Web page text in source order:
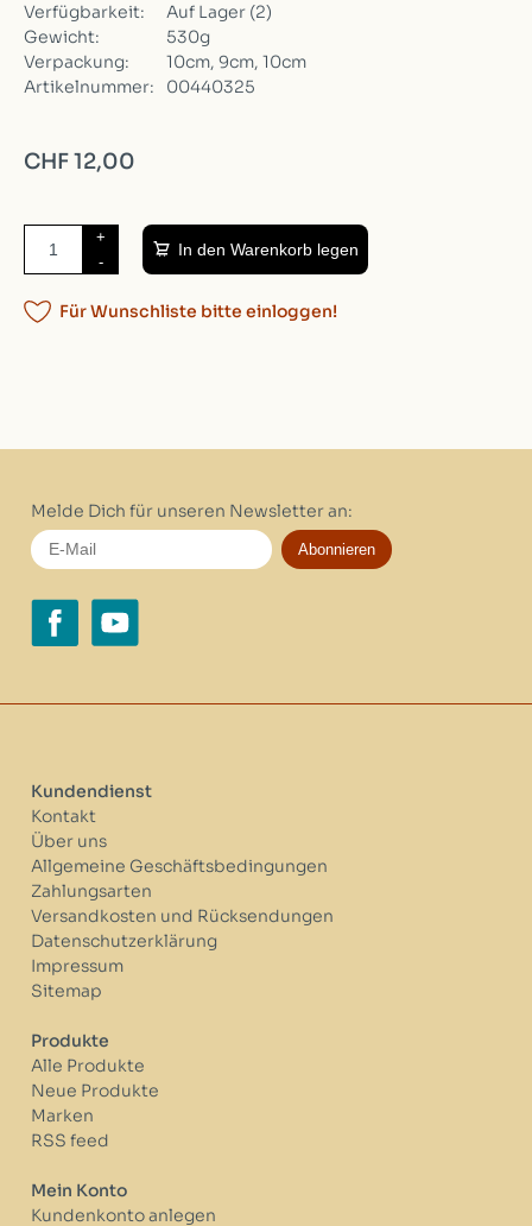
Verfügbarkeit:
Auf Lager (2)
Gewicht:
530g
Verpackung:
10cm, 9cm, 10cm
Artikelnummer:
00440325
CHF 12,00
+
-
In den Warenkorb legen
Für Wunschliste bitte einloggen!
Melde Dich für unseren Newsletter an:
Abonnieren
Kundendienst
Kontakt
Über uns
Allgemeine Geschäftsbedingungen
Zahlungsarten
Versandkosten und Rücksendungen
Datenschutzerklärung
Impressum
Sitemap
Produkte
Alle Produkte
Neue Produkte
Marken
RSS feed
Mein Konto
Kundenkonto anlegen